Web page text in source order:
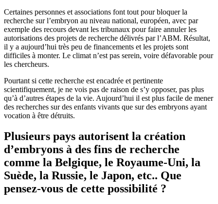
Certaines personnes et associations font tout pour bloquer la
recherche sur l’embryon au niveau national, européen, avec par
exemple des recours devant les tribunaux pour faire annuler les
autorisations des projets de recherche délivrés par l’ABM. Résultat,
il y a aujourd’hui très peu de financements et les projets sont
difficiles à monter. Le climat n’est pas serein, voire défavorable pour
les chercheurs.
Pourtant si cette recherche est encadrée et pertinente
scientifiquement, je ne vois pas de raison de s’y opposer, pas plus
qu’à d’autres étapes de la vie. Aujourd’hui il est plus facile de mener
des recherches sur des enfants vivants que sur des embryons ayant
vocation à être détruits.
Plusieurs pays autorisent la création
d’embryons à des fins de recherche
comme la Belgique, le Royaume-Uni, la
Suède, la Russie, le Japon, etc.. Que
pensez-vous de cette possibilité ?